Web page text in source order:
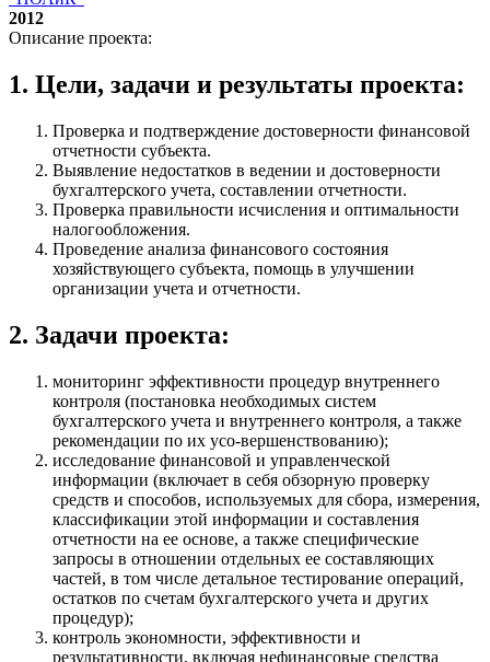
2012
Описание проекта:
1. Цели, задачи и результаты проекта:
Проверка и подтверждение достоверности финансовой
отчетности субъекта.
Выявление недостатков в ведении и достоверности
бухгалтерского учета, составлении отчетности.
Проверка правильности исчисления и оптимальности
налогообложения.
Проведение анализа финансового состояния
хозяйствующего субъекта, помощь в улучшении
организации учета и отчетности.
2. Задачи проекта:
мониторинг эффективности процедур внутреннего
контроля (постановка необходимых систем
бухгалтерского учета и внутреннего контроля, а также
рекомендации по их усо-вершенствованию);
исследование финансовой и управленческой
информации (включает в себя обзорную проверку
средств и способов, используемых для сбора, измерения,
классификации этой информации и составления
отчетности на ее основе, а также специфические
запросы в отношении отдельных ее составляющих
частей, в том числе детальное тестирование операций,
остатков по счетам бухгалтерского учета и других
процедур);
контроль экономности, эффективности и
результативности, включая нефинансовые средства